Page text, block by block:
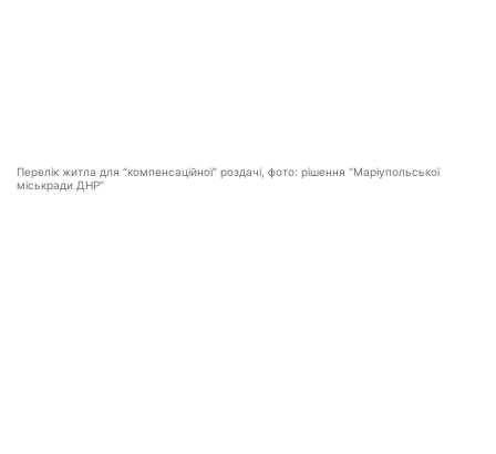
Перелік житла для “компенсаційної” роздачі, фото: рішення “Маріупольської
міськради ДНР”